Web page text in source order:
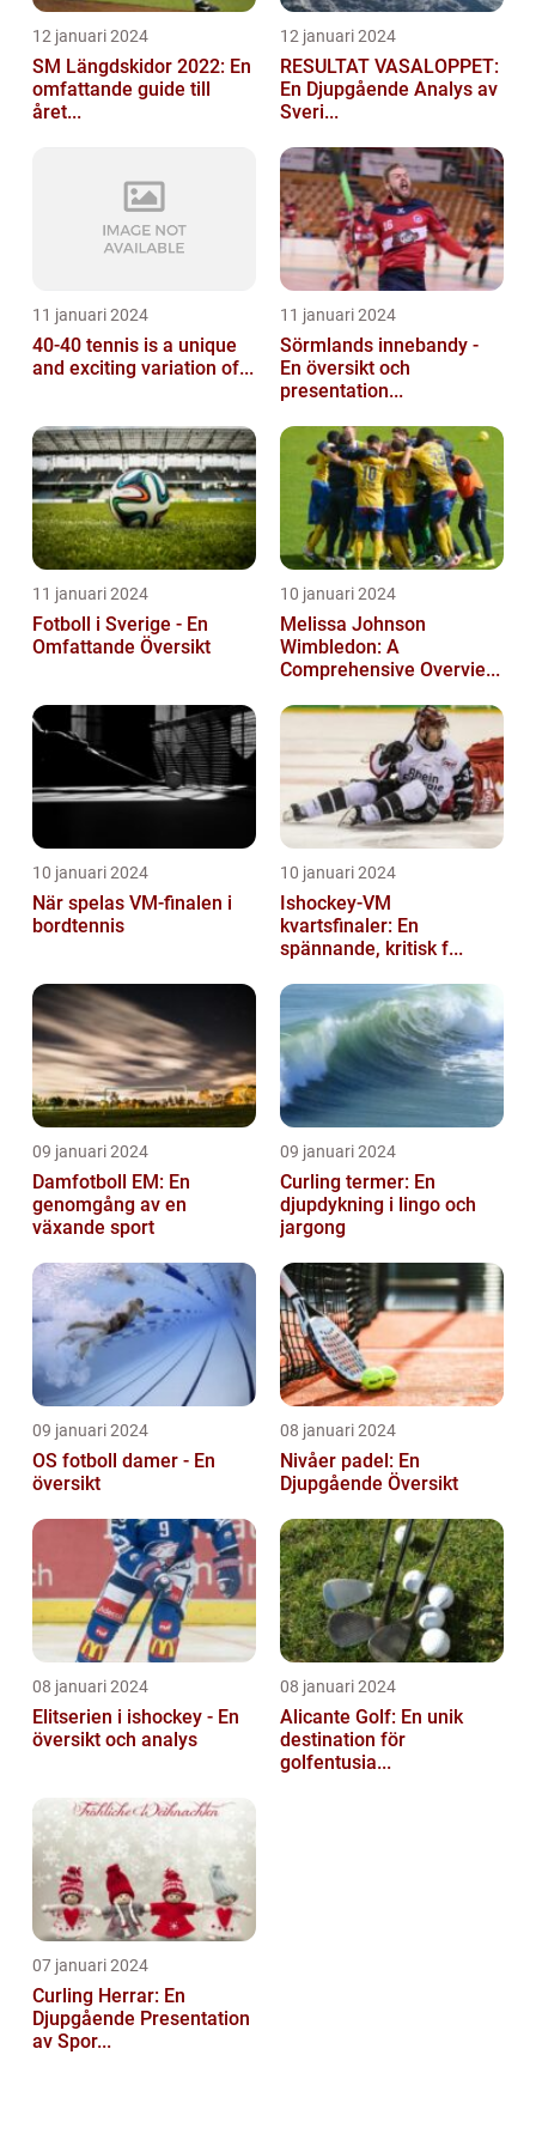
12 januari 2024
SM Längdskidor 2022: En
omfattande guide till
året...
12 januari 2024
RESULTAT VASALOPPET:
En Djupgående Analys av
Sveri...
11 januari 2024
40-40 tennis is a unique
and exciting variation of...
11 januari 2024
Sörmlands innebandy -
En översikt och
presentation...
11 januari 2024
Fotboll i Sverige - En
Omfattande Översikt
10 januari 2024
Melissa Johnson
Wimbledon: A
Comprehensive Overvie...
10 januari 2024
När spelas VM-finalen i
bordtennis
10 januari 2024
Ishockey-VM
kvartsfinaler: En
spännande, kritisk f...
09 januari 2024
Damfotboll EM: En
genomgång av en
växande sport
09 januari 2024
Curling termer: En
djupdykning i lingo och
jargong
09 januari 2024
OS fotboll damer - En
översikt
08 januari 2024
Nivåer padel: En
Djupgående Översikt
08 januari 2024
Elitserien i ishockey - En
översikt och analys
08 januari 2024
Alicante Golf: En unik
destination för
golfentusia...
07 januari 2024
Curling Herrar: En
Djupgående Presentation
av Spor...